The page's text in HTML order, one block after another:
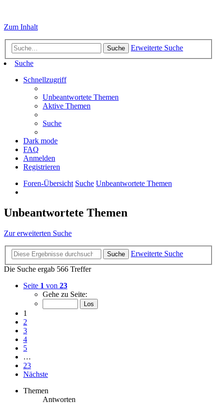
Zum Inhalt
Suche
Erweiterte Suche
Suche
Schnellzugriff
Unbeantwortete Themen
Aktive Themen
Suche
Dark mode
FAQ
Anmelden
Registrieren
Foren-Übersicht Suche Unbeantwortete Themen
Unbeantwortete Themen
Zur erweiterten Suche
Suche
Erweiterte Suche
Die Suche ergab 566 Treffer
Seite 1 von 23
Gehe zu Seite:
1
2
3
4
5
…
23
Nächste
Themen
Antworten